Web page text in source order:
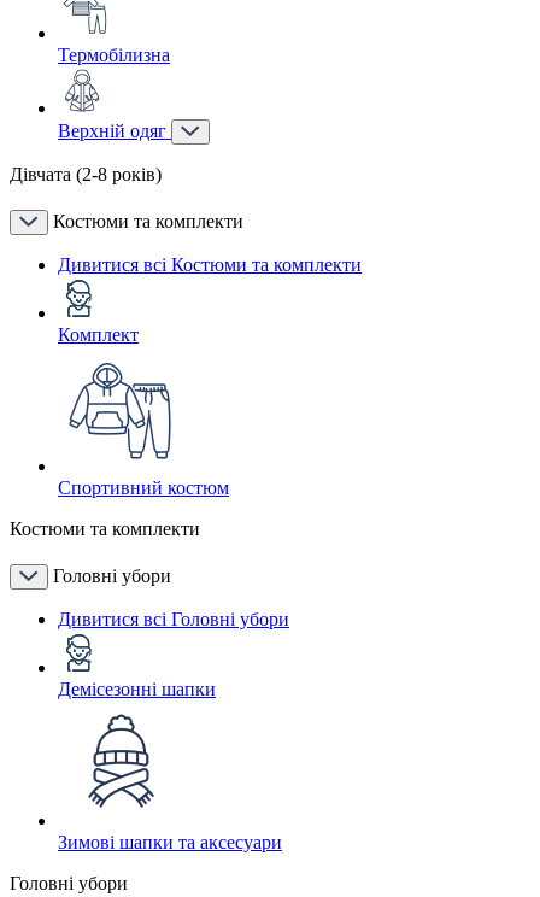
Термобілизна
Верхній одяг
Дівчата (2-8 років)
Костюми та комплекти
Дивитися всі Костюми та комплекти
Комплект
Спортивний костюм
Костюми та комплекти
Головні убори
Дивитися всі Головні убори
Демісезонні шапки
Зимові шапки та аксесуари
Головні убори